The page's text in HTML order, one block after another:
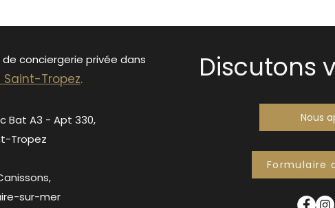
conciergerie privée dans
aint-Tropez.
Bat A3 - Apt 330,
Tropez
sur-mer
Discutons
Nous
Formulaire